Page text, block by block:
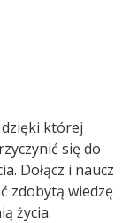
której
się do
Dołącz i naucz
zdobytą wiedzę
życia.